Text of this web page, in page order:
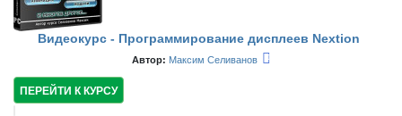
Видеокурс - Программирование дисплеев Nextion
Автор: Максим Селиванов
ПЕРЕЙТИ К КУРСУ